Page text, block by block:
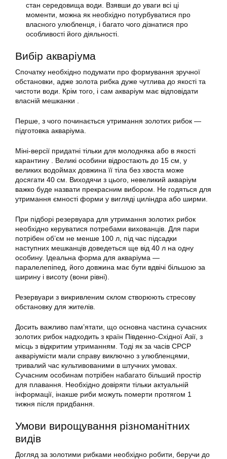
стан середовища води. Взявши до уваги всі ці
моменти, можна як необхідно потурбуватися про
власного улюбленця, і багато чого дізнатися про
особливості його діяльності.
Вибір акваріума
Спочатку необхідно подумати про формування зручної
обстановки, адже золота рибка дуже чутлива до якості та
чистоти води. Крім того, і сам акваріум має відповідати
власній мешканки .
Перше, з чого починається утримання золотих рибок —
підготовка акваріума.
Міні-версії придатні тільки для молодняка або в якості
карантину . Великі особини відростають до 15 см, у
великих водоймах довжина її тіла без хвоста може
досягати 40 см. Виходячи з цього, невеликий акваріум
важко буде назвати прекрасним вибором. Не годяться для
утримання ємності форми у вигляді циліндра або ширми.
При підборі резервуара для утримання золотих рибок
необхідно керуватися потребами вихованців. Для пари
потрібен об’єм не менше 100 л, під час підсадки
наступних мешканців доведеться ще від 40 л на одну
особину. Ідеальна форма для акваріума —
паралелепіпед, його довжина має бути вдвічі більшою за
ширину і висоту (вони рівні).
Резервуари з викривленим склом створюють стресову
обстановку для жителів.
Досить важливо пам’ятати, що основна частина сучасних
золотих рибок надходить з країн Південно-Східної Азії, з
місць з відкритим утриманням. Тоді як за часів СРСР
акваріумісти мали справу виключно з улюбленцями,
тривалий час культивованими в штучних умовах.
Сучасним особинам потрібен набагато більший простір
для плавання. Необхідно довіряти тільки актуальній
інформації, інакше риби можуть померти протягом 1
тижня після придбання.
Умови вирощування різноманітних
видів
Догляд за золотими рибками необхідно робити, беручи до